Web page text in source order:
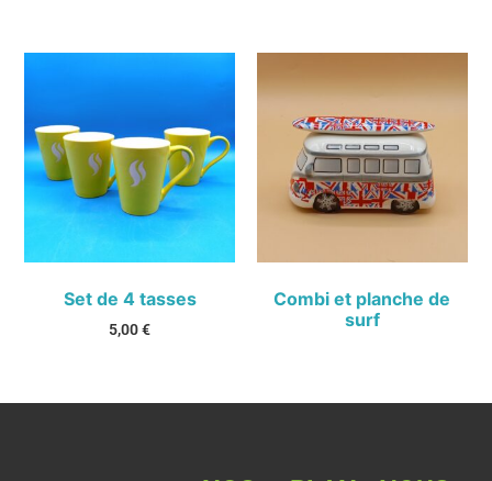
Set de 4 tasses
5,00€
Combi et planche de
surf